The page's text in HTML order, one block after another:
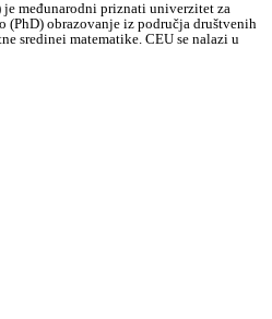
međunarodni priznati univerzitet za
(PhD) obrazovanje iz područja društvenih
sredinei matematike. CEU se nalazi u